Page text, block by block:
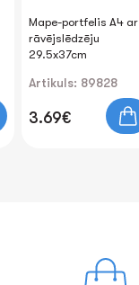
Mape-portfelis A4 ar
rāvējslēdzēju
29.5x37cm
Artikuls: 89828
3.69€